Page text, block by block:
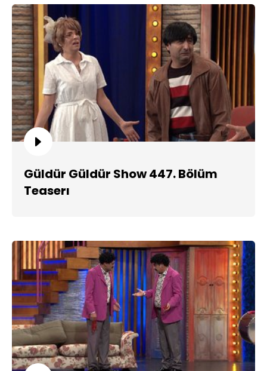
Güldür Güldür Show 447. Bölüm
Teaserı